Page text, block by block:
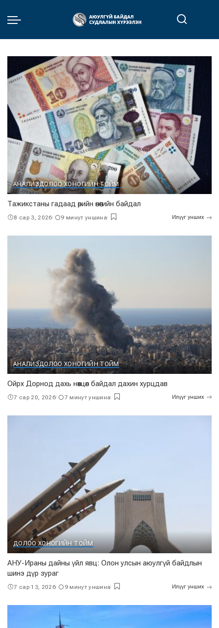
АНАЛИЗДОЛОО ХОНОГИЙН ТОЙМ
Тажикстаны гадаад өрийн өнөөгийн байдал
8 сар 3, 2026 9 минут уншина Илүүг унших
АНАЛИЗДОЛОО ХОНОГИЙН ТОЙМ
Ойрх Дорнод дахь нөхцөл байдал дахин хурцдав
7 сар 20, 2026 7 минут уншина Илүүг унших
ДОЛОО ХОНОГИЙН ТОЙМ
АНУ-Ираны дайны үйл явц: Олон улсын аюулгүй байдлын
шинэ дүр зураг
7 сар 13, 2026 9 минут уншина Илүүг унших